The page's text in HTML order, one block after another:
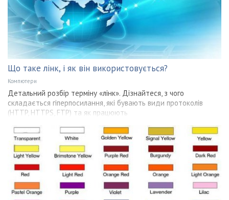
Що таке лінк, і як він використовується?
Компютери
Детальний розбір терміну «лінк». Дізнайтеся, з чого
складається гіперпосилання, які бувають види протоколів
(HTTP, HTTPS, FTP) та як працюють